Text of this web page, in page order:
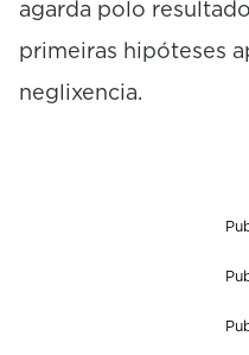
agarda polo
primeiras hipóteses
neglixencia.